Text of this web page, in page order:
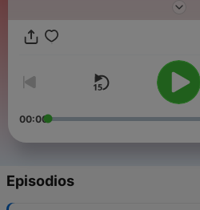
mediático. A través de la sátira,
audiencia a reflexionar y
00:00
Episodios